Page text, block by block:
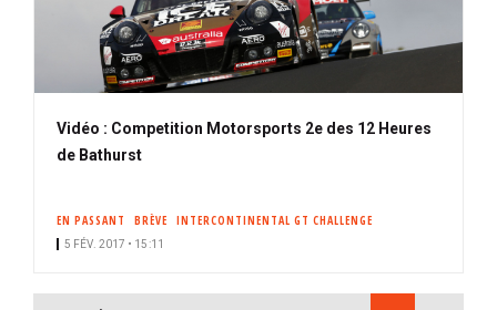
Vidéo : Competition Motorsports 2e des 12 Heures
de Bathurst
EN PASSANT BRÈVE INTERCONTINENTAL GT CHALLENGE
5 FÉV. 2017 • 15:11